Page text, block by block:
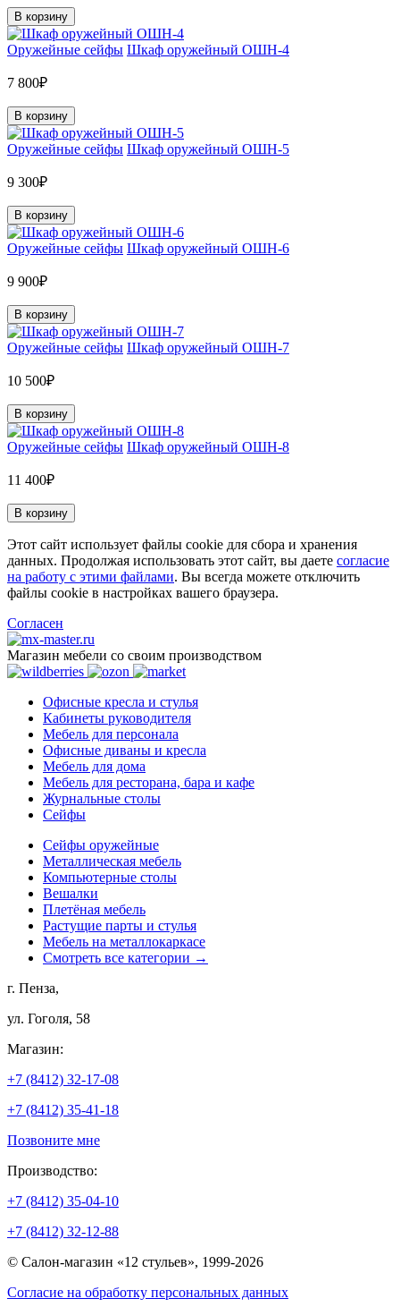
В корзину
Оружейные сейфы Шкаф оружейный ОШН-4
7 800₽
В корзину
Оружейные сейфы Шкаф оружейный ОШН-5
9 300₽
В корзину
Оружейные сейфы Шкаф оружейный ОШН-6
9 900₽
В корзину
Оружейные сейфы Шкаф оружейный ОШН-7
10 500₽
В корзину
Оружейные сейфы Шкаф оружейный ОШН-8
11 400₽
В корзину
Этот сайт использует файлы cookie для сбора и хранения
данных. Продолжая использовать этот сайт, вы даете согласие
на работу с этими файлами. Вы всегда можете отключить
файлы cookie в настройках вашего браузера.
Согласен
Магазин мебели со своим производством
Офисные кресла и стулья
Кабинеты руководителя
Мебель для персонала
Офисные диваны и кресла
Мебель для дома
Мебель для ресторана, бара и кафе
Журнальные столы
Сейфы
Сейфы оружейные
Металлическая мебель
Компьютерные столы
Вешалки
Плетёная мебель
Растущие парты и стулья
Мебель на металлокаркасе
Смотреть все категории →
г. Пенза,
ул. Гоголя, 58
Магазин:
+7 (8412) 32-17-08
+7 (8412) 35-41-18
Позвоните мне
Производство:
+7 (8412) 35-04-10
+7 (8412) 32-12-88
© Салон-магазин «12 стульев», 1999-2026
Согласие на обработку персональных данных